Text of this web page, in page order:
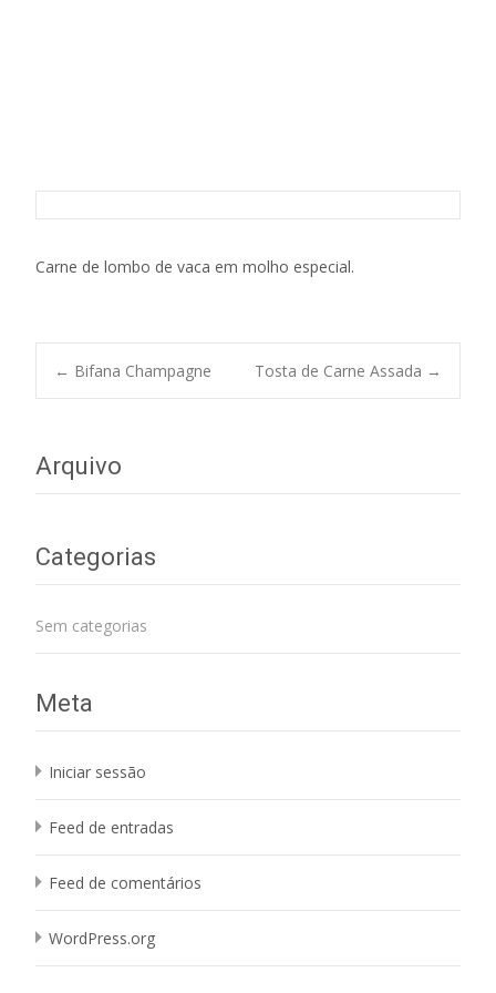
Carne de lombo de vaca em molho especial.
Post
← Bifana Champagne Tosta de Carne Assada →
Arquivo
Categorias
Sem categorias
Meta
Iniciar sessão
Feed de entradas
Feed de comentários
WordPress.org